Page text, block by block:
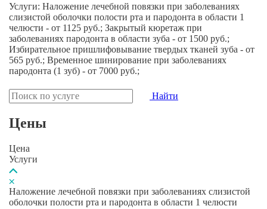
Услуги: Наложение лечебной повязки при заболеваниях
слизистой оболочки полости рта и пародонта в области 1
челюсти - от 1125 руб.; Закрытый кюретаж при
заболеваниях пародонта в области зуба - от 1500 руб.;
Избирательное пришлифовывание твердых тканей зуба - от
565 руб.; Временное шинирование при заболеваниях
пародонта (1 зуб) - от 7000 руб.;
Найти
Цены
Цена
Услуги
Наложение лечебной повязки при заболеваниях слизистой
оболочки полости рта и пародонта в области 1 челюсти